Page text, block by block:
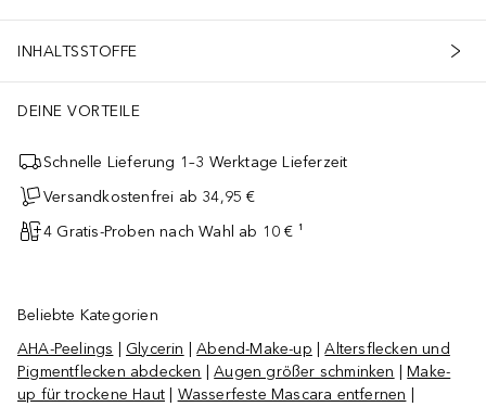
INHALTSSTOFFE
DEINE VORTEILE
Schnelle Lieferung 1–3 Werktage Lieferzeit
Versandkostenfrei ab 34,95 €
4 Gratis-Proben nach Wahl ab 10 € ¹
Beliebte Kategorien
AHA-Peelings
Glycerin |Abend-Make-up |Altersflecken und
Pigmentflecken abdecken |Augen größer schminken |Make-
up für trockene Haut
Wasserfeste Mascara entfernen